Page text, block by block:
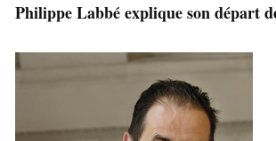
Philippe Labbé explique son départ